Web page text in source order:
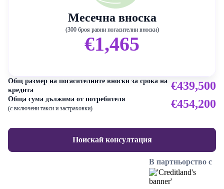
Месечна вноска
(300 броя равни погасителни вноски)
€1,465
Общ размер на погасителните вноски за срока на
кредита
€439,500
Обща сума дължима от потребителя
(с включени такси и застраховки) €454,200
Поискай консултация
В партньорство с